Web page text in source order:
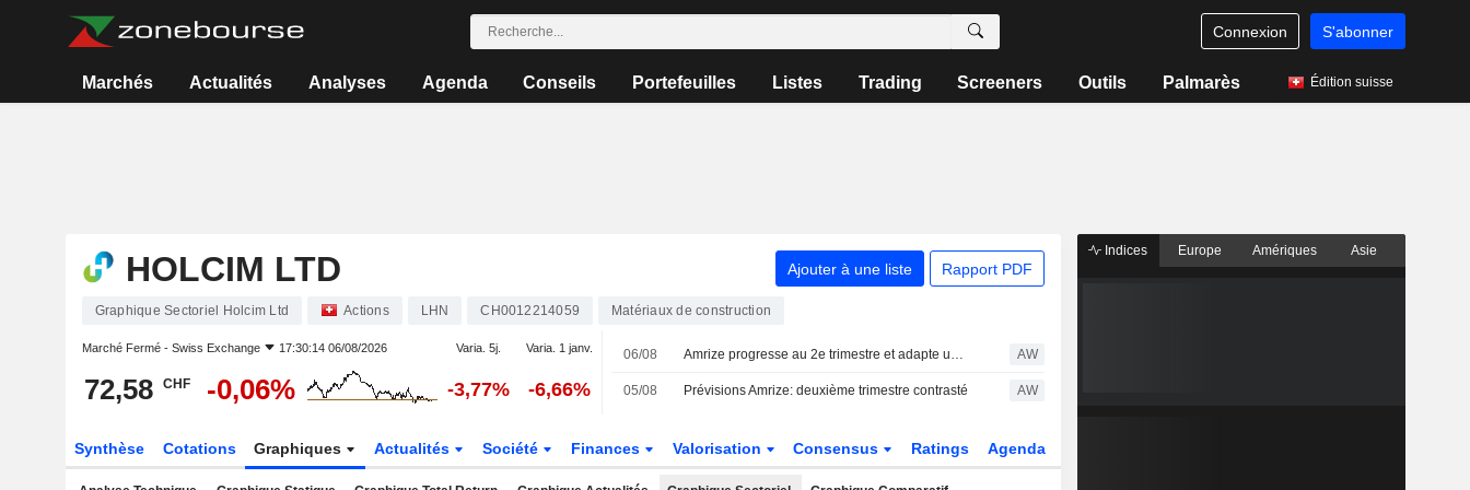
Connexion S'abonner
Marchés Actualités Analyses Agenda Conseils Portefeuilles Listes Trading Screeners Outils Palmarès Édition suisse
HOLCIM LTD Ajouter à une liste Rapport PDF
Graphique Sectoriel Holcim Ltd Actions LHN CH0012214059 Matériaux de construction
Marché Fermé - Swiss Exchange 17:30:14 06/08/2026 Varia. 5j. Varia. 1 janv.
72,58 CHF -0,06% -3,77% -6,66%
06/08 Amrize progresse au 2e trimestre et adapte un peu ses prévisions pour 2026 AW
05/08 Prévisions Amrize: deuxième trimestre contrasté AW
Synthèse Cotations Graphiques Actualités Société Finances Valorisation Consensus Ratings Agenda
Indices Europe Amériques Asie